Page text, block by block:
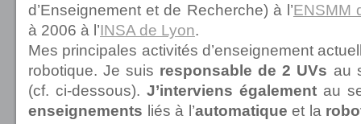
d’Enseignement et de Recherche) à l’ENSMM
à 2006 à l’INSA de Lyon.
Mes principales activités d’enseignement
robotique. Je suis responsable de 2 UVs au
(cf. ci-dessous). J’interviens égalementau
enseignements liés à l’automatique et la